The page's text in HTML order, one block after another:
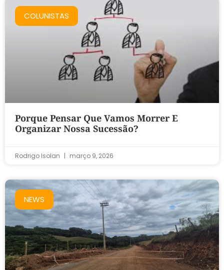
COLUNISTAS
Porque Pensar Que Vamos Morrer E
Organizar Nossa Sucessão?
Rodrigo Isolan março 9, 2026
NEWS